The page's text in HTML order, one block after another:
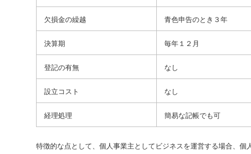
欠損金の繰越 青色申告のとき３年
決算期 毎年１２月
登記の有無 なし
設立コスト なし
経理処理 簡易な記帳でも可
特徴的な点として、個人事業主としてビジネスを運営する場合、